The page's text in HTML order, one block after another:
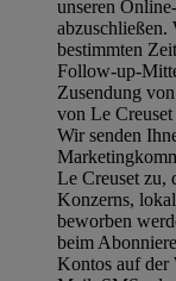
unseren
abzuschließen.
bestimmten
Follow-up-
Zusendung
von Le Creuset
Wir senden
Le Creuset zu,
Konzerns,
beworben
beim
Kontos auf der